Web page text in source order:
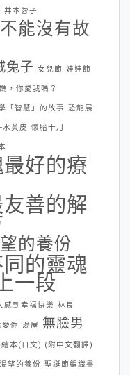
井本蓉子
能沒有故
兔子 女兒節 娃娃節
，你愛我嗎？
「智慧」的故事 恐龍展
黃皮 懷胎十月
好的療
善的解
的養份
的靈魂
一段
感到幸福快樂 林良
你 湯屋 無臉男
本(日文) (附中文翻譯)
望的養份 聖誕節編織書